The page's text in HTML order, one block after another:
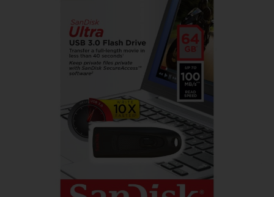
Είδη γραφικής ύλης
Περιφερειακά PC & Οθόνες